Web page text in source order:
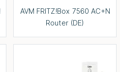
AVM FRITZ!Box 7560 AC+N
Router (DE)